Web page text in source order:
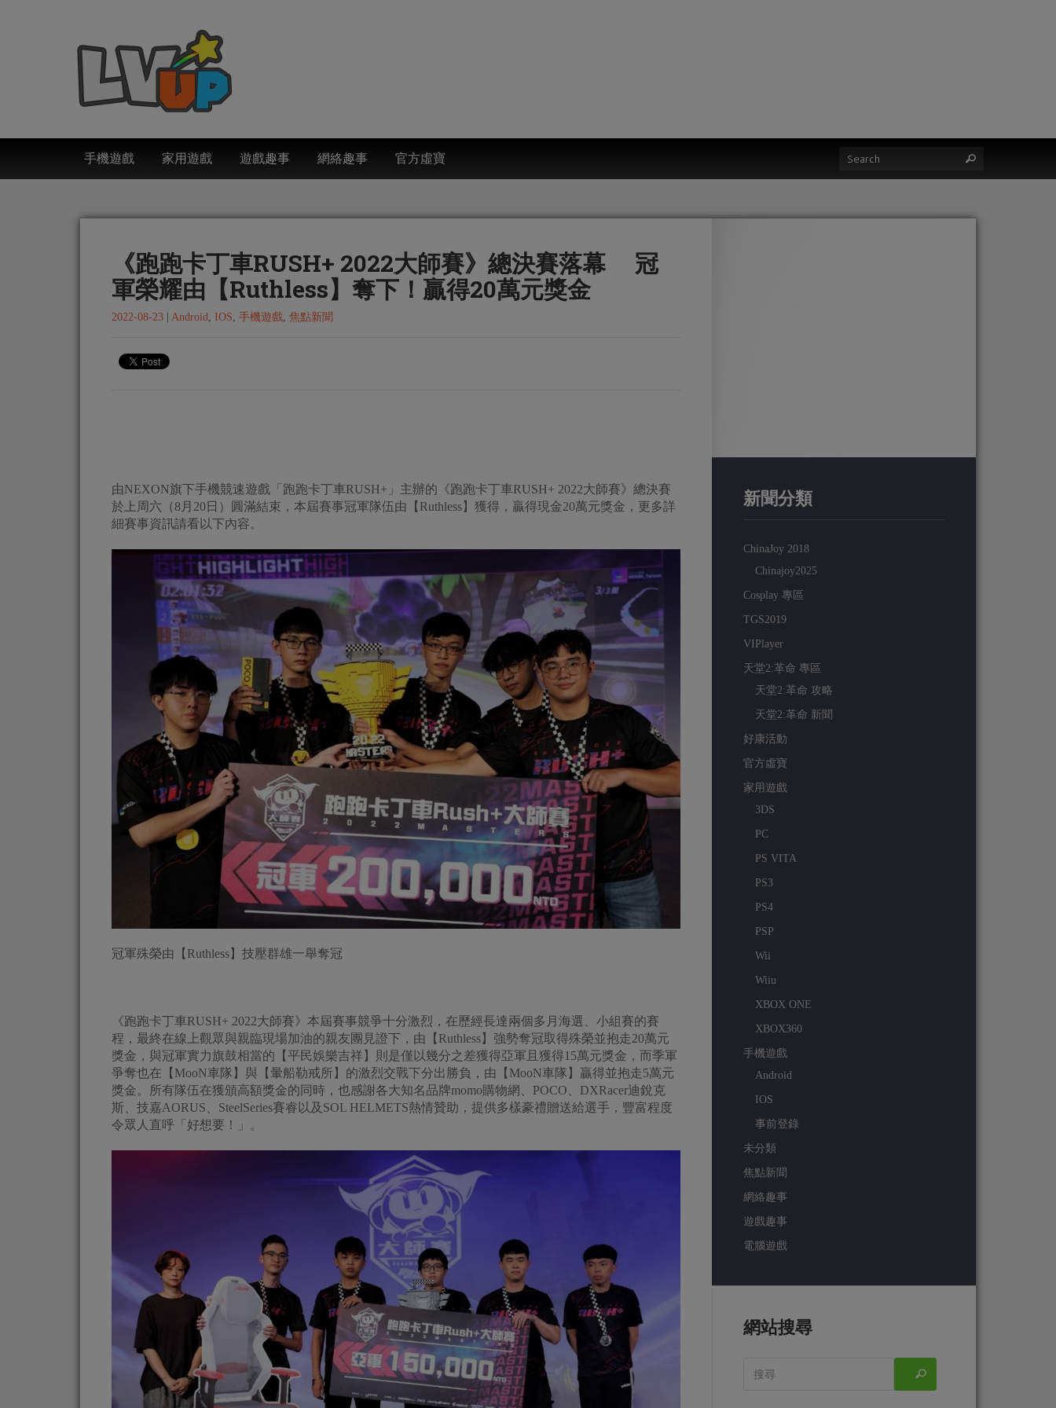
手機遊戲 家用遊戲 遊戲趣事 網絡趣事 官方虛寶
《跑跑卡丁車RUSH+ 2022大師賽》總決賽落幕 冠
軍榮耀由【Ruthless】奪下！贏得20萬元獎金
2022-08-23 Android, IOS, 手機遊戲, 焦點新聞
由NEXON旗下手機競速遊戲「跑跑卡丁車RUSH+」主辦的《跑跑卡丁車RUSH+ 2022大師賽》總決賽
於上周六（8月20日）圓滿結束，本屆賽事冠軍隊伍由【Ruthless】獲得，贏得現金20萬元獎金，更多詳
細賽事資訊請看以下內容。
冠軍殊榮由【Ruthless】技壓群雄一舉奪冠
《跑跑卡丁車RUSH+ 2022大師賽》本屆賽事競爭十分激烈，在歷經長達兩個多月海選、小組賽的賽
程，最終在線上觀眾與親臨現場加油的親友團見證下，由【Ruthless】強勢奪冠取得殊榮並抱走20萬元
獎金，與冠軍實力旗鼓相當的【平民娛樂吉祥】則是僅以幾分之差獲得亞軍且獲得15萬元獎金，而季軍
爭奪也在【MooN車隊】與【暈船勒戒所】的激烈交戰下分出勝負，由【MooN車隊】贏得並抱走5萬元
獎金。所有隊伍在獲頒高額獎金的同時，也感謝各大知名品牌momo購物網、POCO、DXRacer迪銳克
斯、技嘉AORUS、SteelSeries賽睿以及SOL HELMETS熱情贊助，提供多樣豪禮贈送給選手，豐富程度
令眾人直呼「好想要！」。
新聞分類
ChinaJoy 2018
Chinajoy2025
Cosplay 專區
TGS2019
VIPlayer
天堂2:革命 專區
天堂2:革命 攻略
天堂2:革命 新聞
好康活動
官方虛寶
家用遊戲
3DS
PC
PS VITA
PS3
PS4
PSP
Wii
Wiiu
XBOX ONE
XBOX360
手機遊戲
Android
IOS
事前登錄
未分類
焦點新聞
網絡趣事
遊戲趣事
電腦遊戲
網站搜尋